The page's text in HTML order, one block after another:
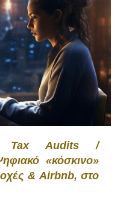
Tax Audits /
«κόσκινο»
& Airbnb, στο